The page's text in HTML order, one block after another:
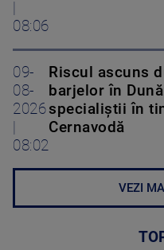
08:06
09-
08-
2026
08:02
Riscul ascuns
barjelor în
specialiștii în
Cernavodă
VEZI